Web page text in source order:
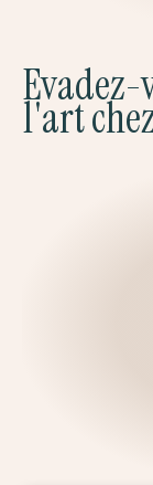
Evadez-
l'art